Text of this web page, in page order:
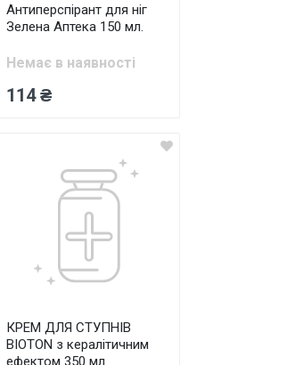
Антиперспірант для ніг
Зелена Аптека 150 мл.
Немає в наявності
114 ₴
КРЕМ ДЛЯ СТУПНІВ
BIOTON з кералітичним
ефектом 350 мл